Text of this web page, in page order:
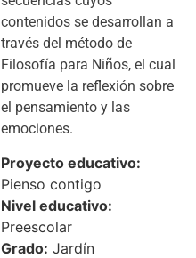
contenidos se desarrollan a
través del método de
Filosofía para Niños, el cual
promueve la reflexión sobre
el pensamiento y las
emociones.
Proyecto educativo:
Pienso contigo
Nivel educativo:
Preescolar
Grado: Jardín